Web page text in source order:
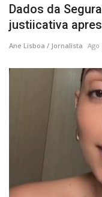
Dados da
justiicativa
Ane Lisboa / Jornalista Ago